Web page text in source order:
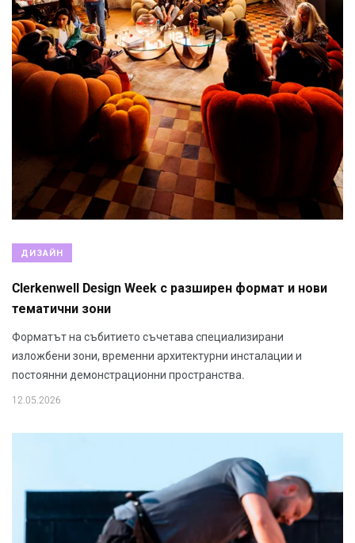
ДИЗАЙН
Clerkenwell Design Week с разширен формат и нови
тематични зони
Форматът на събитието съчетава специализирани
изложбени зони, временни архитектурни инсталации и
постоянни демонстрационни пространства.
12.05.2026